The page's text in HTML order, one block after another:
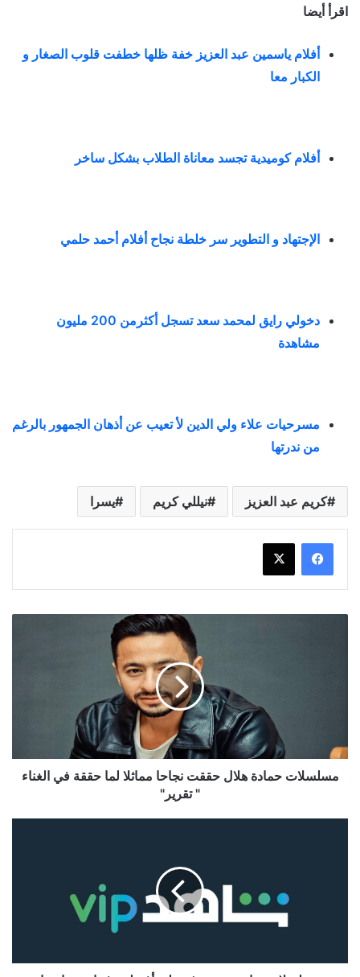
اقرأ أيضا
أفلام ياسمين عبد العزيز خفة ظلها خطفت قلوب الصغار و
الكبار معا
أفلام كوميدية تجسد معاناة الطلاب بشكل ساخر
الإجتهاد و التطوير سر خلطة نجاح أفلام أحمد حلمي
دخولي رايق لمحمد سعد تسجل أكثرمن 200 مليون
مشاهدة
مسرحيات علاء ولي الدين لأ تعيب عن أذهان الجمهور بالرغم
من ندرتها
كريم عبد العزيز نيللي كريم يسرا
في
الغناء
مسلسلات حمادة هلال حققت نجاحا مماثلا لما حققة في الغناء
" تقرير"
جماهيرا